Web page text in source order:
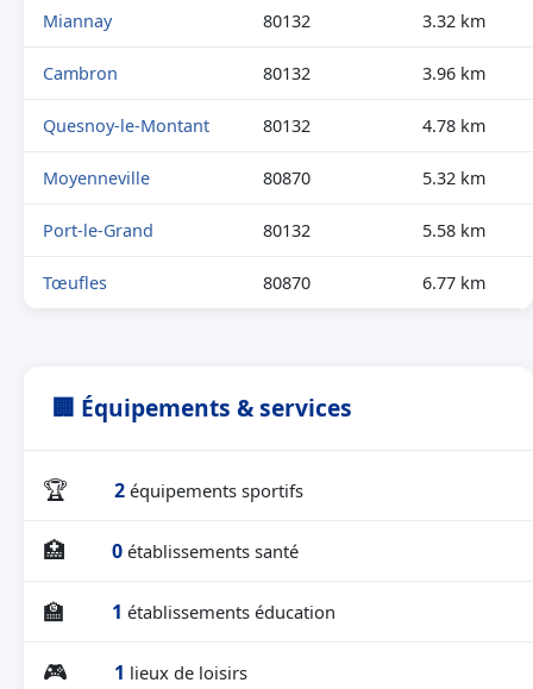
Miannay 80132 3.32 km
Cambron 80132 3.96 km
Quesnoy-le-Montant 80132 4.78 km
Moyenneville 80870 5.32 km
Port-le-Grand 80132 5.58 km
Tœufles 80870 6.77 km
🏢 Équipements & services
🏆 2 équipements sportifs
🏥 0 établissements santé
🏫 1 établissements éducation
🎮 1 lieux de loisirs